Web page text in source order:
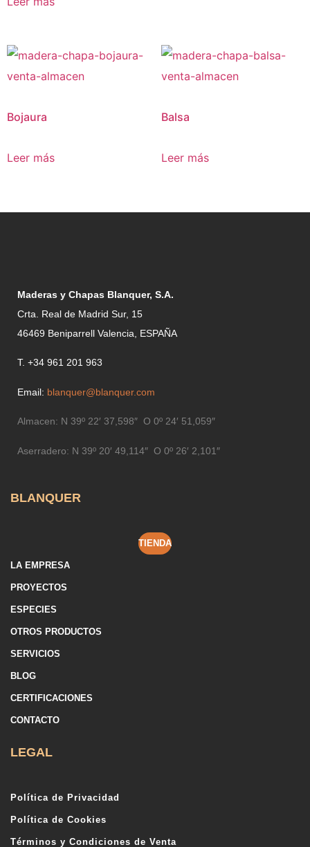
Bojaura
Leer más
Balsa
Leer más
Maderas y Chapas Blanquer, S.A.
Crta. Real de Madrid Sur, 15
46469 Beniparrell Valencia, ESPAÑA
T. +34 961 201 963
Email: blanquer@blanquer.com
Almacen: N 39º 22′ 37,598″ O 0º 24′ 51,059″
Aserradero: N 39º 20′ 49,114″ O 0º 26′ 2,101″
BLANQUER
TIENDA
LA EMPRESA
PROYECTOS
ESPECIES
OTROS PRODUCTOS
SERVICIOS
BLOG
CERTIFICACIONES
CONTACTO
LEGAL
Política de Privacidad
Política de Cookies
Términos y Condiciones de Venta